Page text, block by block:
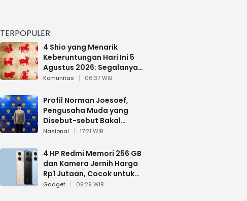
TERPOPULER
4 Shio yang Menarik
Keberuntungan Hari Ini 5
Agustus 2026: Segalanya
Berjalan Lancar
Komunitas 06:37 WIB
Profil Norman Joesoef,
Pengusaha Muda yang
Disebut-sebut Bakal
Dilantik Jadi Wamenhan RI
Nasional 17:21 WIB
4 HP Redmi Memori 256 GB
dan Kamera Jernih Harga
Rp1 Jutaan, Cocok untuk
Multitasking
Gadget 09:29 WIB